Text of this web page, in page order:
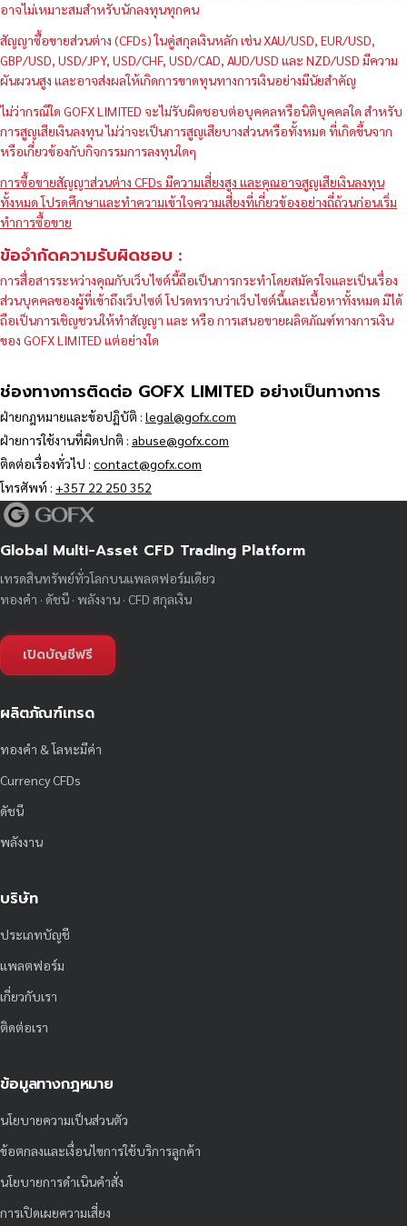
อาจไม่เหมาะสมสำหรับนักลงทุนทุกคน
สัญญาซื้อขายส่วนต่าง (CFDs) ในคู่สกุลเงินหลัก เช่น XAU/USD, EUR/USD,
GBP/USD, USD/JPY, USD/CHF, USD/CAD, AUD/USD และ NZD/USD มีความ
ผันผวนสูง และอาจส่งผลให้เกิดการขาดทุนทางการเงินอย่างมีนัยสำคัญ
ไม่ว่ากรณีใด GOFX LIMITED จะไม่รับผิดชอบต่อบุคคลหรือนิติบุคคลใด สำหรับ
การสูญเสียเงินลงทุน ไม่ว่าจะเป็นการสูญเสียบางส่วนหรือทั้งหมด ที่เกิดขึ้นจาก
หรือเกี่ยวข้องกับกิจกรรมการลงทุนใดๆ
การซื้อขายสัญญาส่วนต่าง CFDs มีความเสี่ยงสูง และคุณอาจสูญเสียเงินลงทุน
ทั้งหมด โปรดศึกษาและทำความเข้าใจความเสี่ยงที่เกี่ยวข้องอย่างถี่ถ้วนก่อนเริ่ม
ทำการซื้อขาย
ข้อจำกัดความรับผิดชอบ :
การสื่อสารระหว่างคุณกับเว็บไซต์นี้ถือเป็นการกระทำโดยสมัครใจและเป็นเรื่อง
ส่วนบุคคลของผู้ที่เข้าถึงเว็บไซต์ โปรดทราบว่าเว็บไซต์นี้และเนื้อหาทั้งหมด มิได้
ถือเป็นการเชิญชวนให้ทำสัญญา และ หรือ การเสนอขายผลิตภัณฑ์ทางการเงิน
ของ GOFX LIMITED แต่อย่างใด
ช่องทางการติดต่อ GOFX LIMITED อย่างเป็นทางการ
ฝ่ายกฎหมายและข้อปฏิบัติ : legal@gofx.com
ฝ่ายการใช้งานที่ผิดปกติ : abuse@gofx.com
ติดต่อเรื่องทั่วไป : contact@gofx.com
โทรศัพท์ : +357 22 250 352
Global Multi-Asset CFD Trading Platform
เทรดสินทรัพย์ทั่วโลกบนแพลตฟอร์มเดียว
ทองคำ · ดัชนี · พลังงาน · CFD สกุลเงิน
เปิดบัญชีฟรี
ผลิตภัณฑ์เทรด
ทองคำ & โลหะมีค่า
Currency CFDs
ดัชนี
พลังงาน
บริษัท
ประเภทบัญชี
แพลตฟอร์ม
เกี่ยวกับเรา
ติดต่อเรา
ข้อมูลทางกฎหมาย
นโยบายความเป็นส่วนตัว
ข้อตกลงและเงื่อนไขการใช้บริการลูกค้า
นโยบายการดำเนินคำสั่ง
การเปิดเผยความเสี่ยง